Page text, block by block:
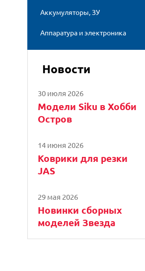
Аккумуляторы, ЗУ
Аппаратура и электроника
Новости
30 июля 2026
Модели Siku в Хобби
Остров
14 июня 2026
Коврики для резки
JAS
29 мая 2026
Новинки сборных
моделей Звезда